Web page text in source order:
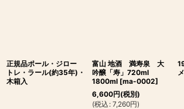
正規品ポール・ジロー
トレ・ラール(約35年)・
木箱入
富山 地酒 満寿泉 大
吟醸「寿」720ml
1800ml [ma-0002]
6,600円(税別)
(税込 : 7,260円)